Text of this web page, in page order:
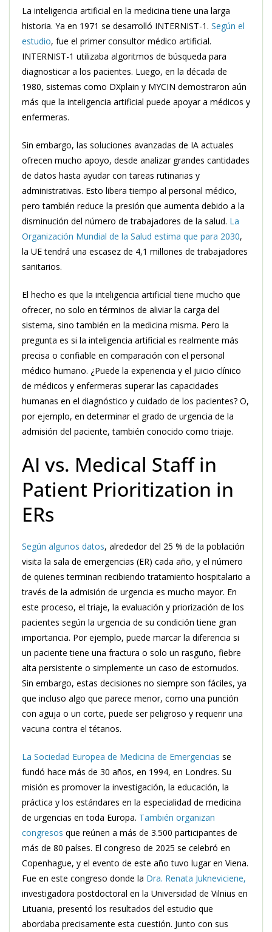
La inteligencia artificial en la medicina tiene una larga
historia. Ya en 1971 se desarrolló INTERNIST-1. Según el
estudio, fue el primer consultor médico artificial.
INTERNIST-1 utilizaba algoritmos de búsqueda para
diagnosticar a los pacientes. Luego, en la década de
1980, sistemas como DXplain y MYCIN demostraron aún
más que la inteligencia artificial puede apoyar a médicos y
enfermeras.
Sin embargo, las soluciones avanzadas de IA actuales
ofrecen mucho apoyo, desde analizar grandes cantidades
de datos hasta ayudar con tareas rutinarias y
administrativas. Esto libera tiempo al personal médico,
pero también reduce la presión que aumenta debido a la
disminución del número de trabajadores de la salud. La
Organización Mundial de la Salud estima que para 2030,
la UE tendrá una escasez de 4,1 millones de trabajadores
sanitarios.
El hecho es que la inteligencia artificial tiene mucho que
ofrecer, no solo en términos de aliviar la carga del
sistema, sino también en la medicina misma. Pero la
pregunta es si la inteligencia artificial es realmente más
precisa o confiable en comparación con el personal
médico humano. ¿Puede la experiencia y el juicio clínico
de médicos y enfermeras superar las capacidades
humanas en el diagnóstico y cuidado de los pacientes? O,
por ejemplo, en determinar el grado de urgencia de la
admisión del paciente, también conocido como triaje.
AI vs. Medical Staff in
Patient Prioritization in
ERs
Según algunos datos, alrededor del 25 % de la población
visita la sala de emergencias (ER) cada año, y el número
de quienes terminan recibiendo tratamiento hospitalario a
través de la admisión de urgencia es mucho mayor. En
este proceso, el triaje, la evaluación y priorización de los
pacientes según la urgencia de su condición tiene gran
importancia. Por ejemplo, puede marcar la diferencia si
un paciente tiene una fractura o solo un rasguño, fiebre
alta persistente o simplemente un caso de estornudos.
Sin embargo, estas decisiones no siempre son fáciles, ya
que incluso algo que parece menor, como una punción
con aguja o un corte, puede ser peligroso y requerir una
vacuna contra el tétanos.
La Sociedad Europea de Medicina de Emergencias se
fundó hace más de 30 años, en 1994, en Londres. Su
misión es promover la investigación, la educación, la
práctica y los estándares en la especialidad de medicina
de urgencias en toda Europa. También organizan
congresos que reúnen a más de 3.500 participantes de
más de 80 países. El congreso de 2025 se celebró en
Copenhague, y el evento de este año tuvo lugar en Viena.
Fue en este congreso donde la Dra. Renata Jukneviciene,
investigadora postdoctoral en la Universidad de Vilnius en
Lituania, presentó los resultados del estudio que
abordaba precisamente esta cuestión. Junto con sus